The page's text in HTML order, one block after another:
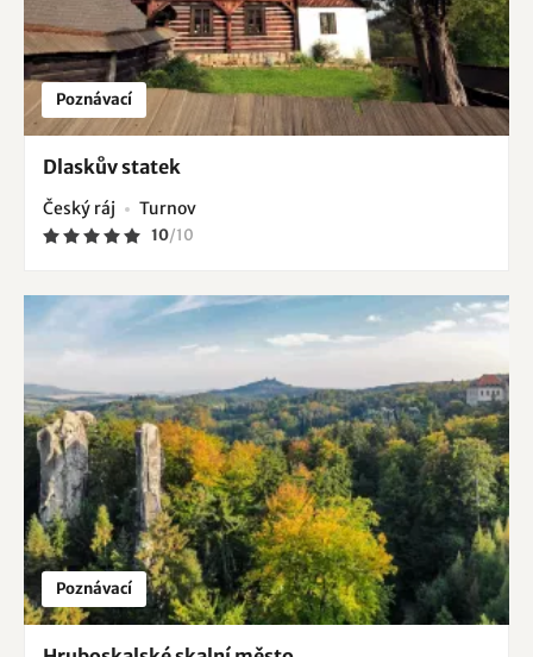
Poznávací
Dlaskův statek
Český ráj Turnov
10/10
Poznávací